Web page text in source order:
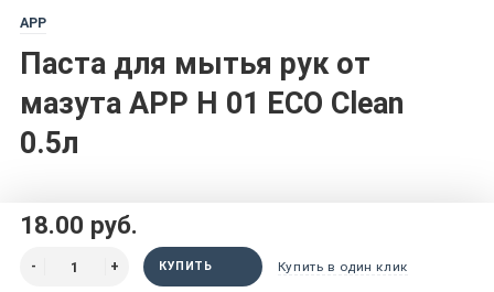
APP
Паста для мытья рук от
мазута APP H 01 ECO Clean
0.5л
18.00 руб.
КУПИТЬ Купить в один клик